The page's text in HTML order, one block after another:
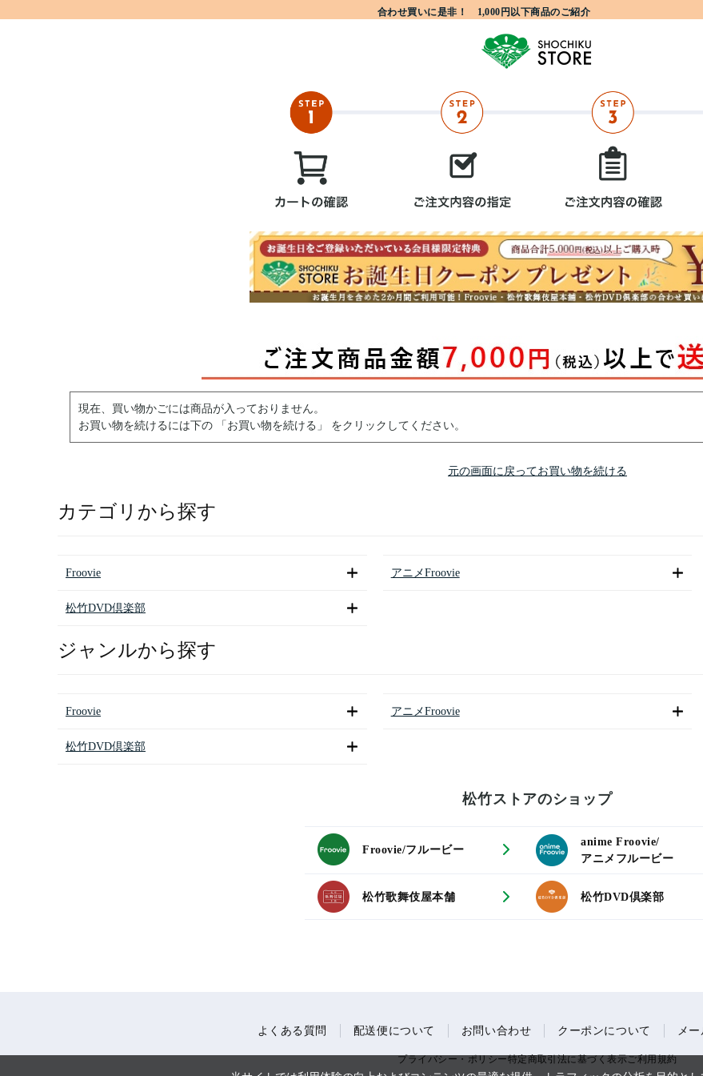
合わせ買いに是非！ 1,000円以下商品のご紹介
現在、買い物かごには商品が入っておりません。
お買い物を続けるには下の 「お買い物を続ける」 をクリックしてください。
元の画面に戻ってお買い物を続ける
カテゴリから探す
Froovie アニメFroovie
松竹DVD倶楽部
ジャンルから探す
Froovie アニメFroovie
松竹DVD倶楽部
松竹ストアのショップ
Froovie/フルービー
anime Froovie/
アニメフルービー
松竹歌舞伎屋本舗 松竹DVD倶楽部
よくある質問 配送便について お問い合わせ クーポンについて メ
プライバシー・ポリシー特定商取引法に基づく表示ご利用規約